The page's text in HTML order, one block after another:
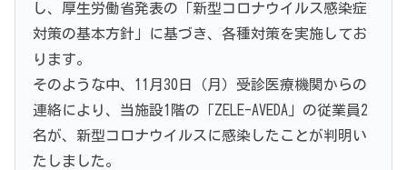
し、厚生労働省発表の「新型コロナウイルス感染症
対策の基本方針」に基づき、各種対策を実施してお
ります。
そのような中、11月30日（月）受診医療機関からの
連絡により、当施設1階の「ZELE-AVEDA」の従業員2
名が、新型コロナウイルスに感染したことが判明い
たしました。